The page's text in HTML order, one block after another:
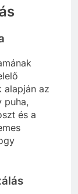
alapján az
puha,
és a